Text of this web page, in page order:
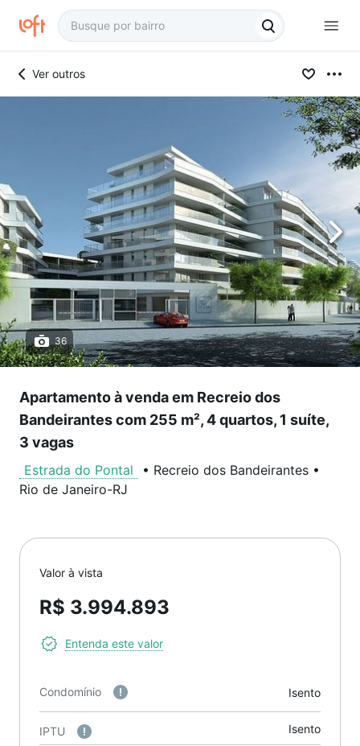
Ver outros
36
Apartamento à venda em Recreio dos
Bandeirantes com 255 m², 4 quartos, 1 suíte,
3 vagas
Estrada do Pontal • Recreio dos Bandeirantes •
Rio de Janeiro-RJ
Valor à vista
R$ 3.994.893
Entenda este valor
Condomínio Isento
IPTU Isento